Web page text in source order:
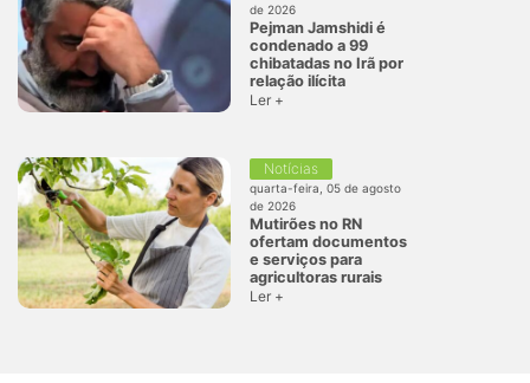
de 2026
Pejman Jamshidi é
condenado a 99
chibatadas no Irã por
relação ilícita
Ler +
Notícias
quarta-feira, 05 de agosto
de 2026
Mutirões no RN
ofertam documentos
e serviços para
agricultoras rurais
Ler +